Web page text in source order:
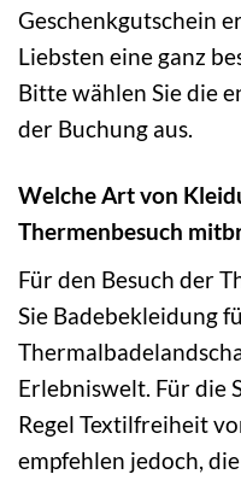
Geschenkgutschein
Liebsten eine ganz
Bitte wählen Sie die
der Buchung aus.
Welche Art von
Thermenbesuch
Für den Besuch der
Sie Badebekleidung
Erlebniswelt. Für die
Regel Textilfreiheit
empfehlen jedoch,